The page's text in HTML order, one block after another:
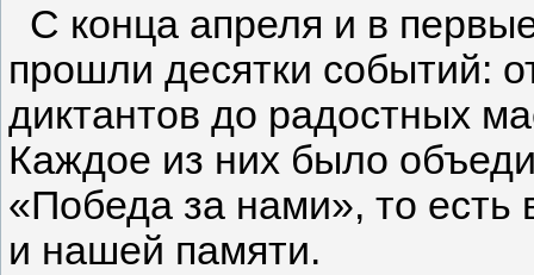
С конца апреля и в
прошли десятки событий:
диктантов до радостных
Каждое из них было
«Победа за нами», то
и нашей памяти.